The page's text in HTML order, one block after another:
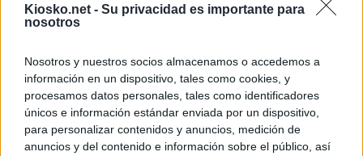
Kiosko.net - Su privacidad es importante para
nosotros
Nosotros y nuestros socios almacenamos o accedemos a
información en un dispositivo, tales como cookies, y
procesamos datos personales, tales como identificadores
únicos e información estándar enviada por un dispositivo,
para personalizar contenidos y anuncios, medición de
anuncios y del contenido e información sobre el público, así